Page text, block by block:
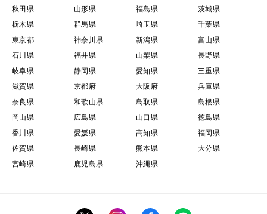
秋田県
山形県 福島県
茨城県
栃木県
群馬県 埼玉県
千葉県
東京都
神奈川県 新潟県
富山県
石川県
福井県 山梨県
長野県
岐阜県
静岡県 愛知県
三重県
滋賀県
京都府 大阪府
兵庫県
奈良県
和歌山県 鳥取県
島根県
岡山県
広島県 山口県
徳島県
香川県
愛媛県 高知県
福岡県
佐賀県
長崎県 熊本県
大分県
宮崎県
鹿児島県 沖縄県